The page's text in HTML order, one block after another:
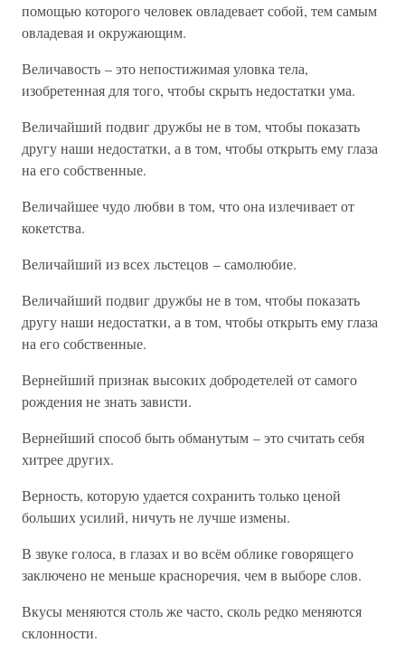
помощью которого человек овладевает собой, тем самым
овладевая и окружающим.
Величавость – это непостижимая уловка тела,
изобретенная для того, чтобы скрыть недостатки ума.
Величайший подвиг дружбы не в том, чтобы показать
другу наши недостатки, а в том, чтобы открыть ему глаза
на его собственные.
Величайшее чудо любви в том, что она излечивает от
кокетства.
Величайший из всех льстецов – самолюбие.
Величайший подвиг дружбы не в том, чтобы показать
другу наши недостатки, а в том, чтобы открыть ему глаза
на его собственные.
Вернейший признак высоких добродетелей от самого
рождения не знать зависти.
Вернейший способ быть обманутым – это считать себя
хитрее других.
Верность, которую удается сохранить только ценой
больших усилий, ничуть не лучше измены.
В звуке голоса, в глазах и во всём облике говорящего
заключено не меньше красноречия, чем в выборе слов.
Вкусы меняются столь же часто, сколь редко меняются
склонности.